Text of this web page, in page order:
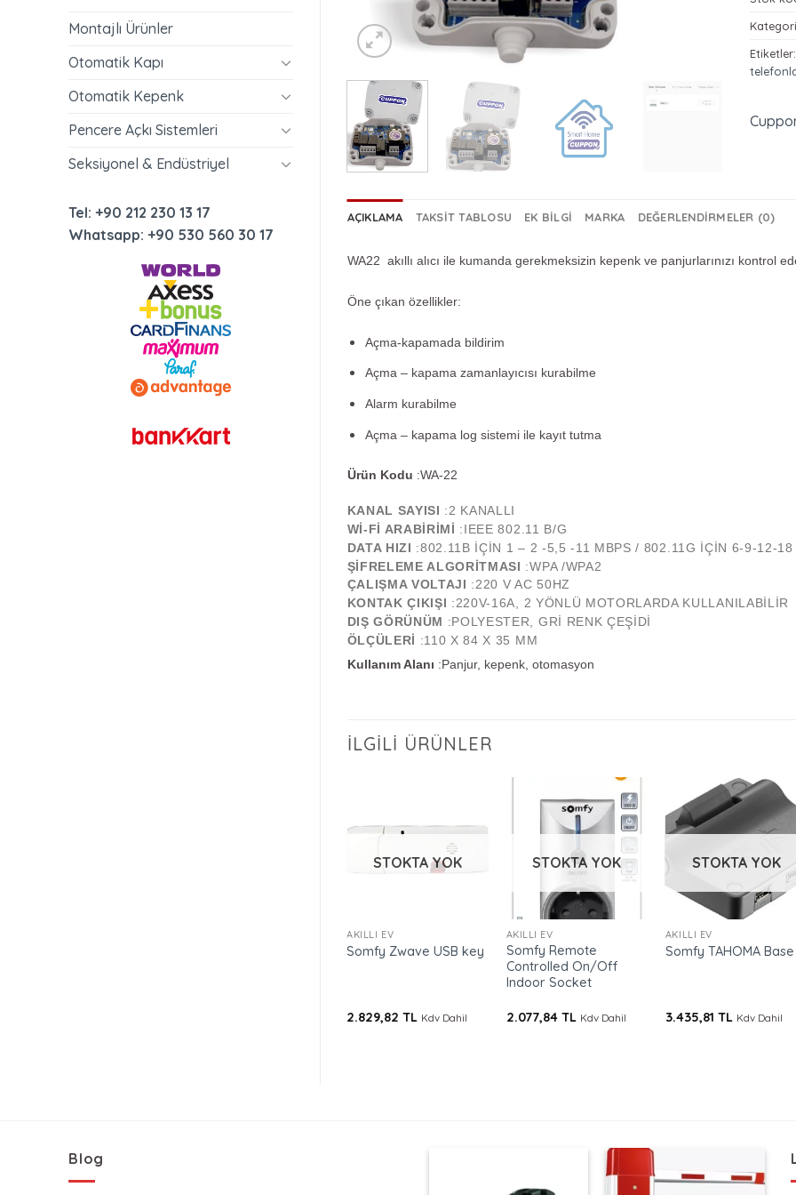
Montajlı Ürünler
Otomatik Kapı
Otomatik Kepenk
Pencere Açkı Sistemleri
Seksiyonel & Endüstriyel
Tel: +90 212 230 13 17
Whatsapp: +90 530 560 30 17
AÇIKLAMA TAKSIT TABLOSU EK BILGI MARKA DEĞERLENDIRMELER (0)
WA22 akıllı alıcı ile kumanda gerekmeksizin kepenk ve panjurlarınızı kontrol
Öne çıkan özellikler:
Açma-kapamada bildirim
Açma – kapama zamanlayıcısı kurabilme
Alarm kurabilme
Açma – kapama log sistemi ile kayıt tutma
Ürün Kodu :WA-22
KANAL SAYISI :2 KANALLI
WI-FI ARABIRIMI :IEEE 802.11 B/G
DATA HIZI :802.11B IÇIN 1 – 2 -5,5 -11 MBPS / 802.11G IÇIN 6-9-12-18
ŞIFRELEME ALGORITMASI :WPA /WPA2
ÇALIŞMA VOLTAJI :220 V AC 50HZ
KONTAK ÇIKIŞI :220V-16A, 2 YÖNLÜ MOTORLARDA KULLANILABILIR
DIŞ GÖRÜNÜM :POLYESTER, GRI RENK ÇEŞIDI
ÖLÇÜLERI :110 X 84 X 35 MM
Kullanım Alanı :Panjur, kepenk, otomasyon
İLGILI ÜRÜNLER
STOKTA YOK
AKILLI EV
Somfy Zwave USB key
2.829,82TL Kdv Dahil
STOKTA YOK
AKILLI EV
Somfy Remote
Controlled On/Off
Indoor Socket
2.077,84 TL Kdv Dahil
+
STOKTA YOK
AKILLI EV
Somfy TAHOMA Base
3.435,81 TL Kdv Dahil
Blog